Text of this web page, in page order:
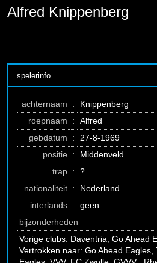
Alfred Knippenberg
spelerinfo
achternaam :
Knippenberg
roepnaam
:
Alfred
gebdatum
:
27-8-1969
positie :
Middenveld
trap :
?
nationaliteit :
Nederland
interlands :
geen
bijzonderheden
Vorige clubs: Daventria, Go Ahead
Vertrokken naar: Go Ahead Eagles,